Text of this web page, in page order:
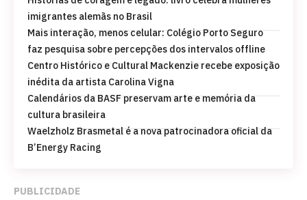
imigrantes alemãs no Brasil
Mais interação, menos celular: Colégio Porto Seguro
faz pesquisa sobre percepções dos intervalos offline
Centro Histórico e Cultural Mackenzie recebe exposição
inédita da artista Carolina Vigna
Calendários da BASF preservam arte e memória da
cultura brasileira
Waelzholz Brasmetal é a nova patrocinadora oficial da
B’Energy Racing
PUBLICIDADE